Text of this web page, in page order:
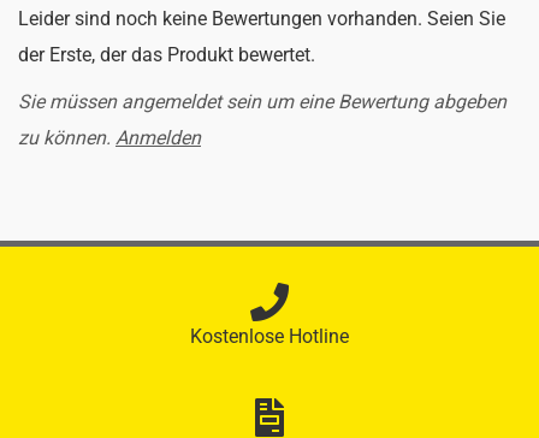
Leider sind noch keine Bewertungen vorhanden. Seien Sie
der Erste, der das Produkt bewertet.
Sie müssen angemeldet sein um eine Bewertung abgeben
zu können. Anmelden
Kostenlose Hotline